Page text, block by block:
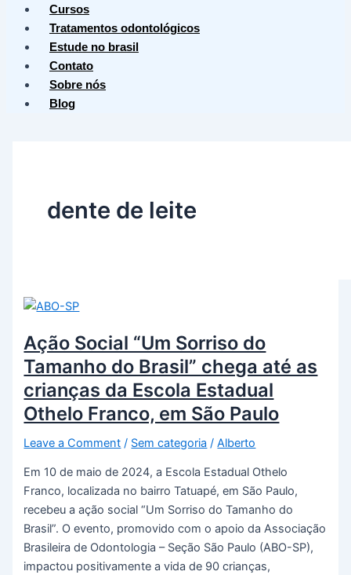
Cursos
Tratamentos odontológicos
Estude no brasil
Contato
Sobre nós
Blog
dente de leite
Ação Social “Um Sorriso do
Tamanho do Brasil” chega até as
crianças da Escola Estadual
Othelo Franco, em São Paulo
Leave a Comment / Sem categoria /Alberto
Em 10 de maio de 2024, a Escola Estadual Othelo
Franco, localizada no bairro Tatuapé, em São Paulo,
recebeu a ação social “Um Sorriso do Tamanho do
Brasil”. O evento, promovido com o apoio da Associação
Brasileira de Odontologia – Seção São Paulo (ABO-SP),
impactou positivamente a vida de 90 crianças,